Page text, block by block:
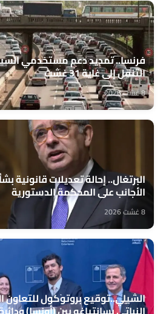
فرنسا.. تمديد دعم مستخدمي
التنقل إلى غاية 31 غشت
8 غشت 2026
البرتغال.. إحالة تعديلات قانونية
الأجانب على المحكمة الدستورية
8 غشت 2026
الشيلي..توقيع بروتوكول